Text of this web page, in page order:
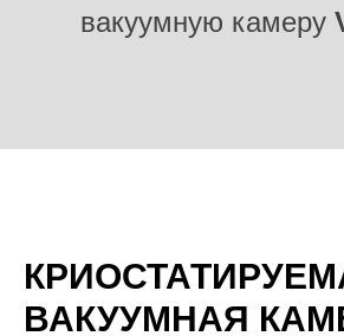
вакуумную камеру
ВАКУУМНАЯ